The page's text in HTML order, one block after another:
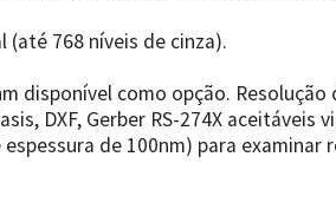
(até 768 níveis de cinza).
disponível como opção.
DXF, Gerber RS-274X aceitáveis
de 100nm) para examinar